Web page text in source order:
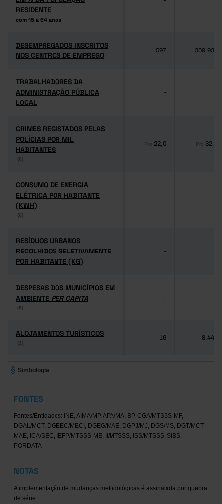
RESIDENTE
com 15 a 64 anos
RESIDENTE
com 15 a 64 anos
DESEMPREGADOS INSCRITOS
NOS CENTROS DE EMPREGO
DESEMPREGADOS INSCRITOS
NOS CENTROS DE EMPREGO
597 309.939
TRABALHADORES DA
ADMINISTRAÇÃO PÚBLICA
LOCAL
TRABALHADORES DA
ADMINISTRAÇÃO PÚBLICA
LOCAL
-
CRIMES REGISTADOS PELAS
POLÍCIAS POR MIL
HABITANTES
(6)
CRIMES REGISTADOS PELAS
POLÍCIAS POR MIL
HABITANTES
(6)
Pro 22,0 Pro 32,1
CONSUMO DE ENERGIA
ELÉTRICA POR HABITANTE
(KWH)
(6)
CONSUMO DE ENERGIA
ELÉTRICA POR HABITANTE
(KWH)
(6)
-
RESÍDUOS URBANOS
RECOLHIDOS SELETIVAMENTE
POR HABITANTE (KG)
RESÍDUOS URBANOS
RECOLHIDOS SELETIVAMENTE
POR HABITANTE (KG)
-
DESPESAS DOS MUNICÍPIOS EM
AMBIENTE PER CAPITA
(6)
DESPESAS DOS MUNICÍPIOS EM
AMBIENTE PER CAPITA
(6)
-
ALOJAMENTOS TURÍSTICOS
(2)
ALOJAMENTOS TURÍSTICOS
(2)
16 8.446
Simbologia
FONTES
Fontes/Entidades: INE, AIMA/MP, APA/MA, BP, CGA/MTSSS-MF,
DGAL/MCT, DGEEC/MECI, DGEG/MAE, DGPJ/MJ, DGS/MS, DGT/MCT-
MAE, ICA/SEC, IEFP/MTSSS-ME, II/MTSSS, ISS/MTSSS, SIBS,
PORDATA
NOTAS
A implementação de mudanças metodológicas é assinalada por quebra
de série.